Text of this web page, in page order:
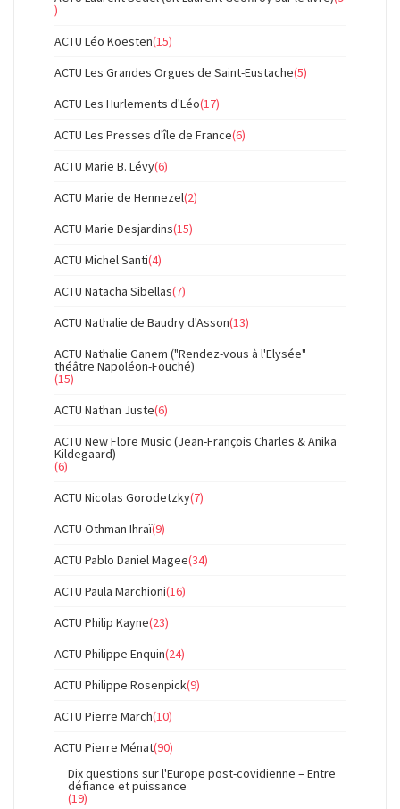
)
ACTU Léo Koesten(15)
ACTU Les Grandes Orgues de Saint-Eustache(5)
ACTU Les Hurlements d'Léo(17)
ACTU Les Presses d'île de France(6)
ACTU Marie B. Lévy(6)
ACTU Marie de Hennezel(2)
ACTU Marie Desjardins(15)
ACTU Michel Santi(4)
ACTU Natacha Sibellas(7)
ACTU Nathalie de Baudry d'Asson(13)
ACTU Nathalie Ganem ("Rendez-vous à l'Elysée"
théâtre Napoléon-Fouché)
(15)
ACTU Nathan Juste(6)
ACTU New Flore Music (Jean-François Charles & Anika
Kildegaard)
(6)
ACTU Nicolas Gorodetzky(7)
ACTU Othman Ihraï(9)
ACTU Pablo Daniel Magee(34)
ACTU Paula Marchioni(16)
ACTU Philip Kayne(23)
ACTU Philippe Enquin(24)
ACTU Philippe Rosenpick(9)
ACTU Pierre March(10)
ACTU Pierre Ménat(90)
Dix questions sur l'Europe post-covidienne – Entre
défiance et puissance
(19)